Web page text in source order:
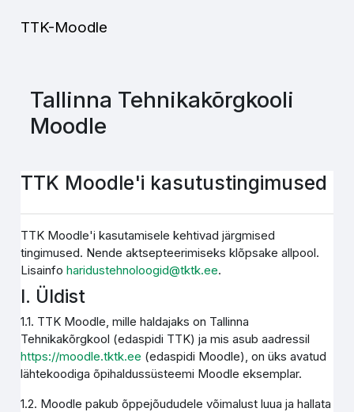
TTK-Moodle
Tallinna Tehnikakõrgkooli
Moodle
TTK Moodle'i kasutustingimused
TTK Moodle'i kasutamisele kehtivad järgmised
tingimused. Nende aktsepteerimiseks klõpsake allpool.
Lisainfoharidustehnoloogid@tktk.ee.
I. Üldist
1.1. TTK Moodle, mille haldajaks on Tallinna
Tehnikakõrgkool (edaspidi TTK) ja mis asub aadressil
https://moodle.tktk.ee (edaspidi Moodle), on üks avatud
lähtekoodiga õpihaldussüsteemi Moodle eksemplar.
1.2. Moodle pakub õppejõududele võimalust luua ja hallata